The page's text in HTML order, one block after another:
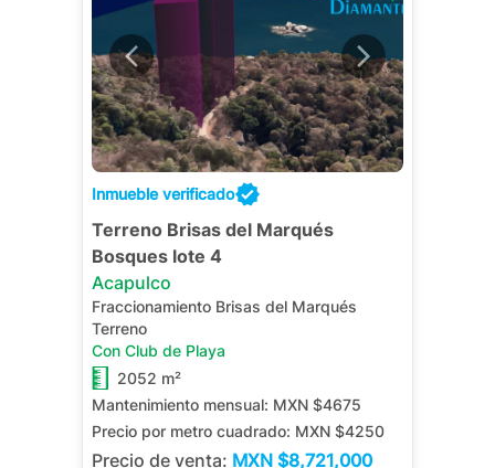
Inmueble verificado
Terreno Brisas del Marqués
Bosques lote 4
Acapulco
Fraccionamiento Brisas del Marqués
Terreno
Con Club de Playa
2052 m²
Mantenimiento mensual: MXN $4675
Precio por metro cuadrado: MXN $4250
Precio de venta: MXN $8,721,000